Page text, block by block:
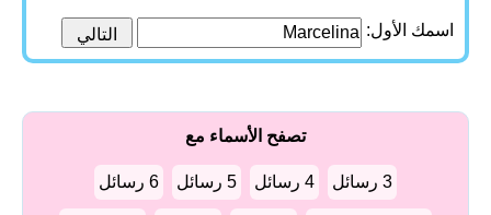
اسمك الأول:
تصفح الأسماء مع
3 رسائل 4 رسائل 5 رسائل 6 رسائل